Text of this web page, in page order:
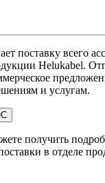
поставку всего
Helukabel.
и услугам.
получить
в отделе